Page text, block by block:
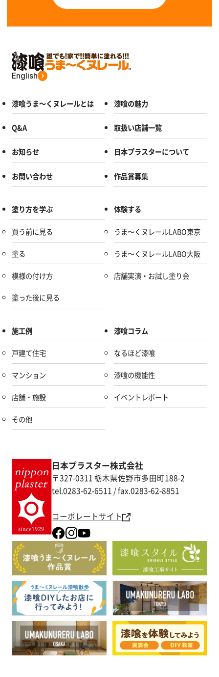
English
漆喰うま～くヌレールとは 漆喰の魅力
Q&A 取扱い店舗一覧
お知らせ 日本プラスターについて
お問い合わせ 作品賞募集
塗り方を学ぶ
買う前に見る
塗る
模様の付け方
塗った後に見る
体験する
うま～くヌレールLABO東京
うま～くヌレールLABO大阪
店舗実演・お試し塗り会
施工例
戸建て住宅
マンション
店舗・施設
その他
漆喰コラム
なるほど漆喰
漆喰の機能性
イベントレポート
日本プラスター株式会社
〒327-0311 栃木県佐野市多田町188-2
tel.0283-62-6511 / fax.0283-62-8851
コーポレートサイト